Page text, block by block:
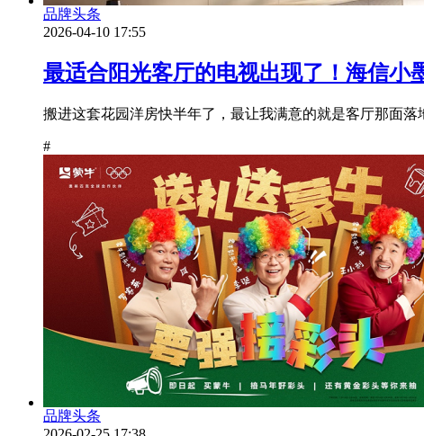
品牌头条
2026-04-10 17:55
最适合阳光客厅的电视出现了！海信小
搬进这套花园洋房快半年了，最让我满意的就是客厅那面
#
品牌头条